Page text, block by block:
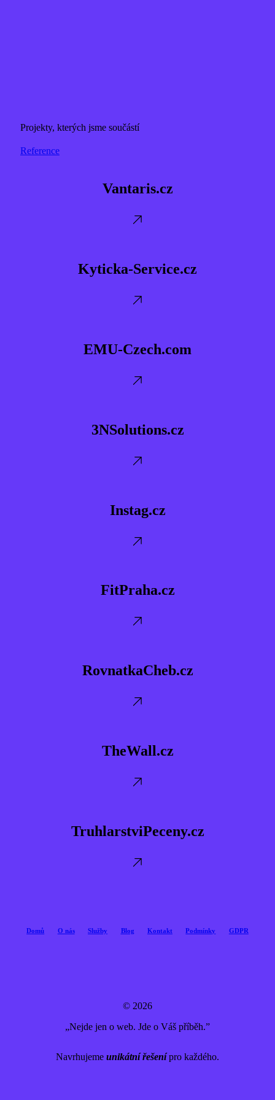
Projekty, kterých jsme součástí
Reference
Vantaris.cz
Kyticka-Service.cz
EMU-Czech.com
3NSolutions.cz
Instag.cz
FitPraha.cz
RovnatkaCheb.cz
TheWall.cz
TruhlarstviPeceny.cz
Domů O nás Služby Blog Kontakt Podmínky GDPR
© 2026
„Nejde jen o web. Jde o Váš příběh.”
Navrhujeme unikátní řešenípro každého.